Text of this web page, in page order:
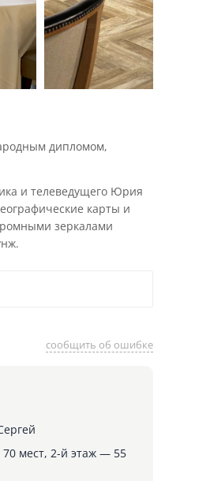
дипломом,
и телеведущего Юрия
карты и
зеркалами
сообщить об ошибке
мест, 2-й этаж — 55